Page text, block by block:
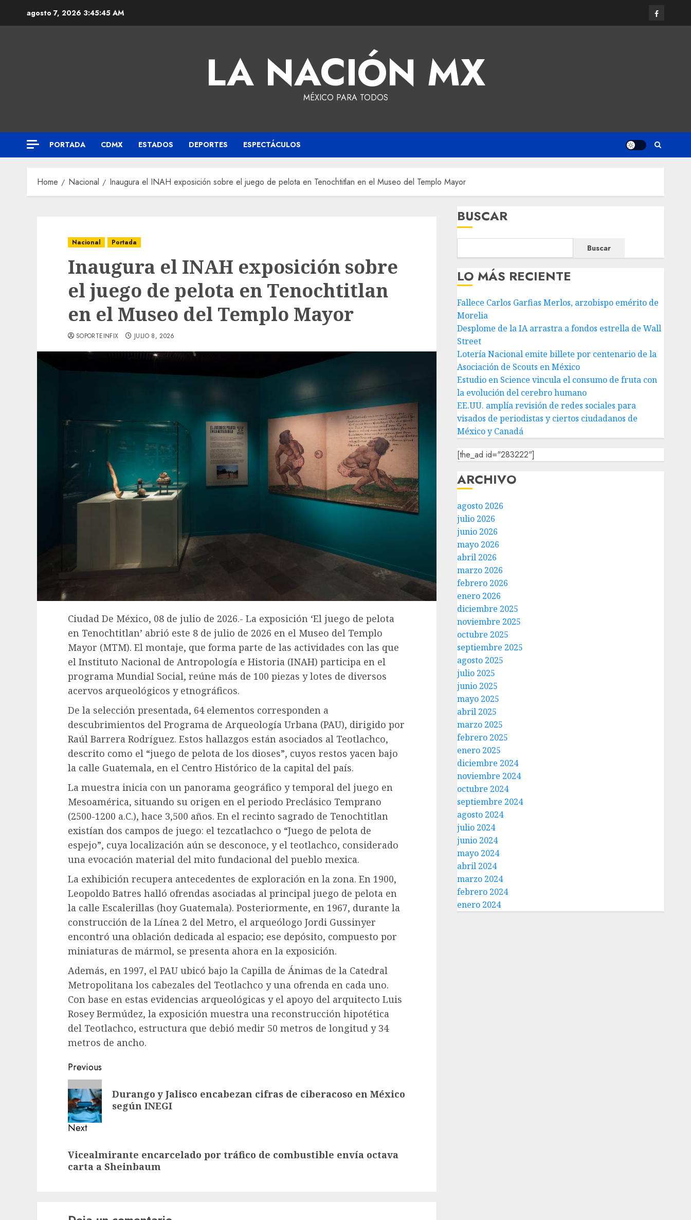
agosto 7, 2026 3:45:46 AM
LA NACIÓN MX
MÉXICO PARA TODOS
PORTADA CDMX ESTADOS DEPORTES ESPECTÁCULOS
Home Nacional Inaugura el INAH exposición sobre el juego de pelota en Tenochtitlan en el Museo del Templo Mayor
Nacional Portada
Inaugura el INAH exposición sobre
el juego de pelota en Tenochtitlan
en el Museo del Templo Mayor
SOPORTEINFIX JULIO 8, 2026
Ciudad De México, 08 de julio de 2026.- La exposición ‘El juego de pelota
en Tenochtitlan’ abrió este 8 de julio de 2026 en el Museo del Templo
Mayor (MTM). El montaje, que forma parte de las actividades con las que
el Instituto Nacional de Antropología e Historia (INAH) participa en el
programa Mundial Social, reúne más de 100 piezas y lotes de diversos
acervos arqueológicos y etnográficos.
De la selección presentada, 64 elementos corresponden a
descubrimientos del Programa de Arqueología Urbana (PAU), dirigido por
Raúl Barrera Rodríguez. Estos hallazgos están asociados al Teotlachco,
descrito como el “juego de pelota de los dioses”, cuyos restos yacen bajo
la calle Guatemala, en el Centro Histórico de la capital del país.
La muestra inicia con un panorama geográfico y temporal del juego en
Mesoamérica, situando su origen en el periodo Preclásico Temprano
(2500-1200 a.C.), hace 3,500 años. En el recinto sagrado de Tenochtitlan
existían dos campos de juego: el tezcatlachco o “Juego de pelota de
espejo”, cuya localización aún se desconoce, y el teotlachco, considerado
una evocación material del mito fundacional del pueblo mexica.
La exhibición recupera antecedentes de exploración en la zona. En 1900,
Leopoldo Batres halló ofrendas asociadas al principal juego de pelota en
la calle Escalerillas (hoy Guatemala). Posteriormente, en 1967, durante la
construcción de la Línea 2 del Metro, el arqueólogo Jordi Gussinyer
encontró una oblación dedicada al espacio; ese depósito, compuesto por
miniaturas de mármol, se presenta ahora en la exposición.
Además, en 1997, el PAU ubicó bajo la Capilla de Ánimas de la Catedral
Metropolitana los cabezales del Teotlachco y una ofrenda en cada uno.
Con base en estas evidencias arqueológicas y el apoyo del arquitecto Luis
Rosey Bermúdez, la exposición muestra una reconstrucción hipotética
del Teotlachco, estructura que debió medir 50 metros de longitud y 34
metros de ancho.
Previous
Durango y Jalisco encabezan cifras de ciberacoso en México
según INEGI
Next
Vicealmirante encarcelado por tráfico de combustible envía octava
carta a Sheinbaum
BUSCAR
Buscar
LO MÁS RECIENTE
Fallece Carlos Garfias Merlos, arzobispo emérito de
Morelia
Desplome de la IA arrastra a fondos estrella de Wall
Street
Lotería Nacional emite billete por centenario de la
Asociación de Scouts en México
Estudio en Science vincula el consumo de fruta con
la evolución del cerebro humano
EE.UU. amplía revisión de redes sociales para
visados de periodistas y ciertos ciudadanos de
México y Canadá
[the_ad id="283222"]
ARCHIVO
agosto 2026
julio 2026
junio 2026
mayo 2026
abril 2026
marzo 2026
febrero 2026
enero 2026
diciembre 2025
noviembre 2025
octubre 2025
septiembre 2025
agosto 2025
julio 2025
junio 2025
mayo 2025
abril 2025
marzo 2025
febrero 2025
enero 2025
diciembre 2024
noviembre 2024
octubre 2024
septiembre 2024
agosto 2024
julio 2024
junio 2024
mayo 2024
abril 2024
marzo 2024
febrero 2024
enero 2024